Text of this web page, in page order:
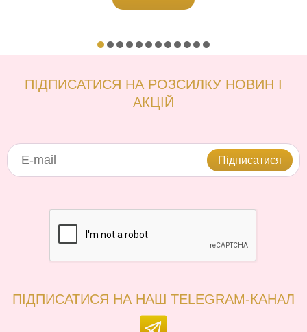
ПІДПИСАТИСЯ НА РОЗСИЛКУ НОВИН І
АКЦІЙ
Підписатися
ПІДПИСАТИСЯ НА НАШ TELEGRAM-КАНАЛ